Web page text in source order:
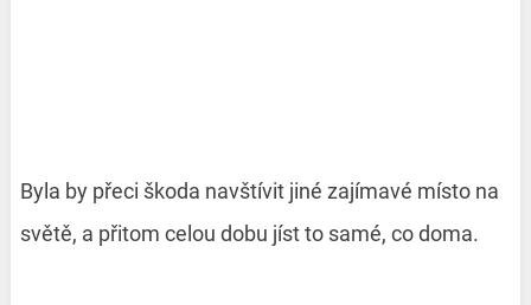
Byla by přeci škoda navštívit jiné zajímavé místo na
světě, a přitom celou dobu jíst to samé, co doma.